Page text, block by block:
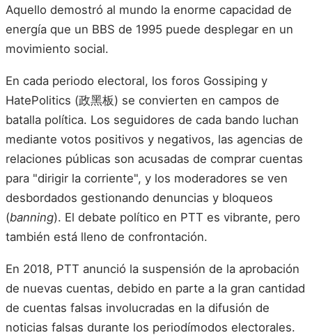
Aquello demostró al mundo la enorme capacidad de
energía que un BBS de 1995 puede desplegar en un
movimiento social.
En cada periodo electoral, los foros Gossiping y
HatePolitics (政黑板) se convierten en campos de
batalla política. Los seguidores de cada bando luchan
mediante votos positivos y negativos, las agencias de
relaciones públicas son acusadas de comprar cuentas
para "dirigir la corriente", y los moderadores se ven
desbordados gestionando denuncias y bloqueos
(banning). El debate político en PTT es vibrante, pero
también está lleno de confrontación.
En 2018, PTT anunció la suspensión de la aprobación
de nuevas cuentas, debido en parte a la gran cantidad
de cuentas falsas involucradas en la difusión de
noticias falsas durante los periodímodos electorales.